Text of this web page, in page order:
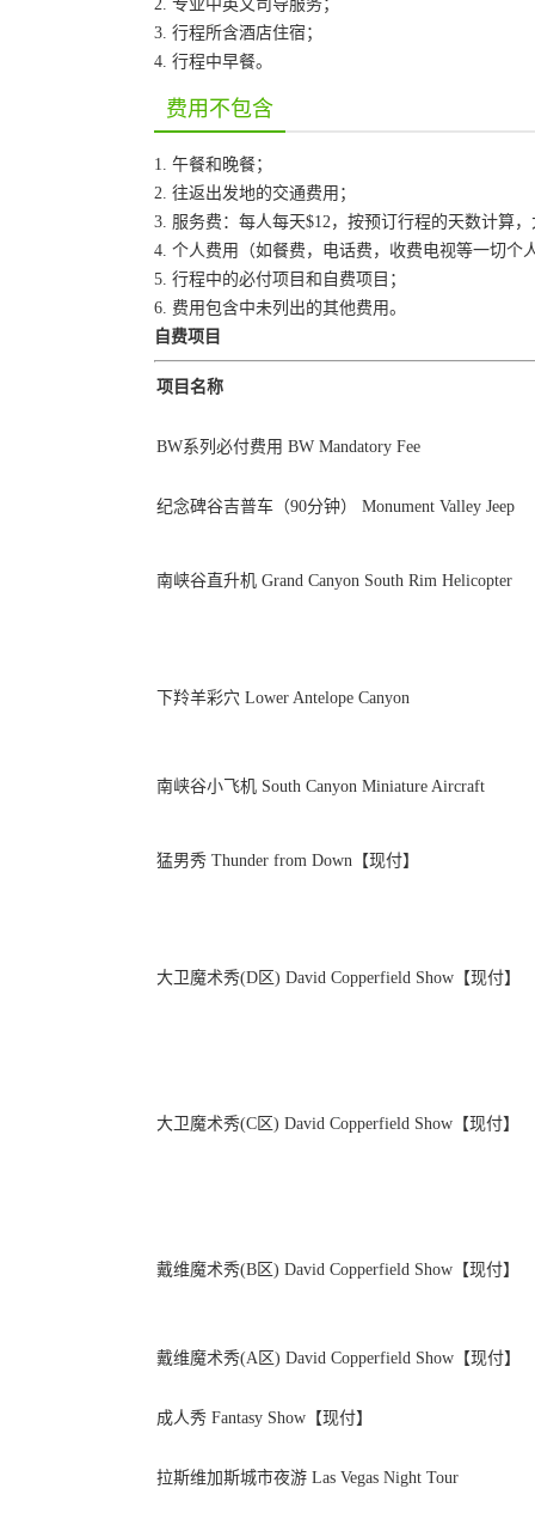
2. 专业中英文司导服务；
3. 行程所含酒店住宿；
4. 行程中早餐。
费用不包含
1. 午餐和晚餐；
2. 往返出发地的交通费用；
3. 服务费：每人每天$12，按预订行程的天数计算
4. 个人费用（如餐费，电话费，收费电视等一切个
5. 行程中的必付项目和自费项目；
6. 费用包含中未列出的其他费用。
自费项目
项目名称
BW系列必付费用 BW Mandatory Fee
纪念碑谷吉普车（90分钟） Monument Valley Jeep
南峡谷直升机 Grand Canyon South Rim Helicopter
下羚羊彩穴 Lower Antelope Canyon
南峡谷小飞机 South Canyon Miniature Aircraft
猛男秀 Thunder from Down【现付】
大卫魔术秀(D区) David Copperfield Show【现付】
大卫魔术秀(C区) David Copperfield Show【现付】
戴维魔术秀(B区) David Copperfield Show【现付】
戴维魔术秀(A区) David Copperfield Show【现付】
成人秀 Fantasy Show【现付】
拉斯维加斯城市夜游 Las Vegas Night Tour